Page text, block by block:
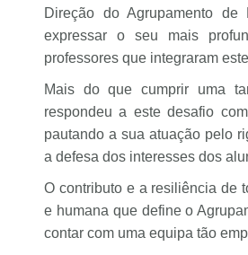
Direção do Agrupamento
expressar o seu mais
professores que integraram
Mais do que cumprir uma
respondeu a este desafio
pautando a sua atuação pelo
a defesa dos interesses dos
O contributo e a resiliência de
e humana que define o
contar com uma equipa tão